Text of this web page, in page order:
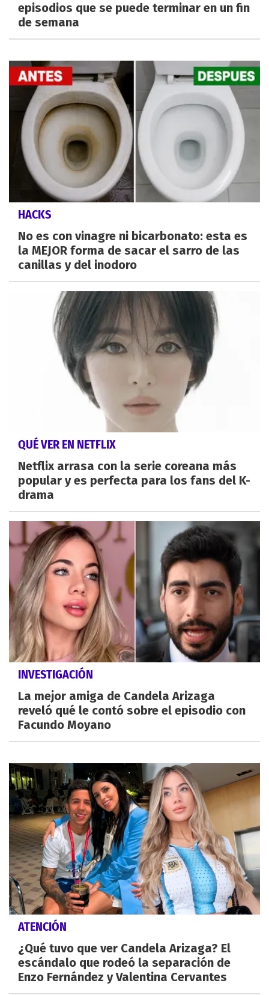
episodios que se puede terminar en un fin
de semana
HACKS
No es con vinagre ni bicarbonato: esta es
la MEJOR forma de sacar el sarro de las
canillas y del inodoro
QUÉ VER EN NETFLIX
Netflix arrasa con la serie coreana más
popular y es perfecta para los fans del K-
drama
INVESTIGACIÓN
La mejor amiga de Candela Arizaga
reveló qué le contó sobre el episodio con
Facundo Moyano
ATENCIÓN
¿Qué tuvo que ver Candela Arizaga? El
escándalo que rodeó la separación de
Enzo Fernández y Valentina Cervantes